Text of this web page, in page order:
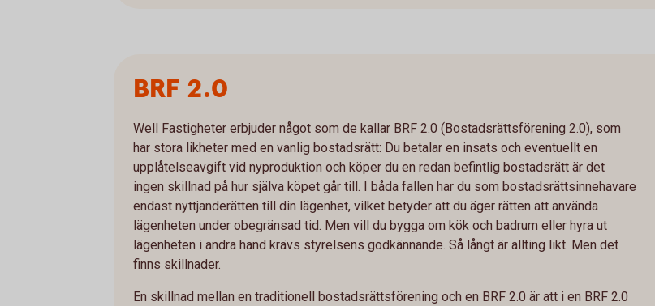
BRF 2.0
Well Fastigheter erbjuder något som de kallar BRF 2.0 (Bostadsrättsförening 2.0), som
har stora likheter med en vanlig bostadsrätt: Du betalar en insats och eventuellt en
upplåtelseavgift vid nyproduktion och köper du en redan befintlig bostadsrätt är det
ingen skillnad på hur själva köpet går till. I båda fallen har du som bostadsrättsinnehavare
endast nyttjanderätten till din lägenhet, vilket betyder att du äger rätten att använda
lägenheten under obegränsad tid. Men vill du bygga om kök och badrum eller hyra ut
lägenheten i andra hand krävs styrelsens godkännande. Så långt är allting likt. Men det
finns skillnader.
En skillnad mellan en traditionell bostadsrättsförening och en BRF 2.0 är att i en BRF 2.0